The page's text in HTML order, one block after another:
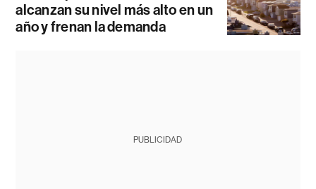
alcanzan su nivel más alto en un
año y frenan la demanda
PUBLICIDAD